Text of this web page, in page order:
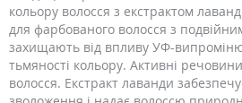
кольору волосся з екстрактом
для фарбованого волосся з
захищають від впливу УФ-
тьмяності кольору. Активні
волосся. Екстракт лаванди